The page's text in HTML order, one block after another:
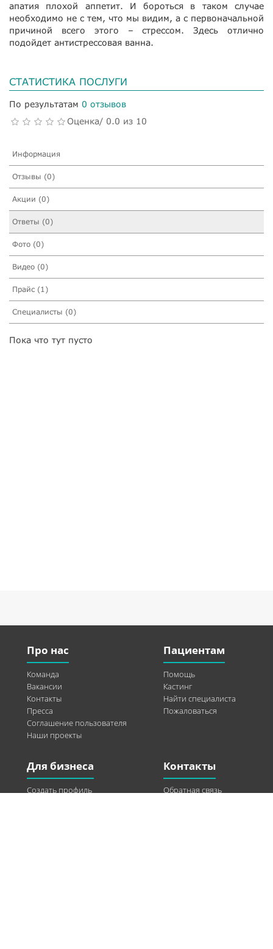
апатия плохой аппетит. И бороться в таком случае
необходимо не с тем, что мы видим, а с первоначальной
причиной всего этого – стрессом. Здесь отлично
подойдет антистрессовая ванна.
СТАТИСТИКА ПОСЛУГИ
По результатам 0 отзывов
Оценка/ 0.0 из 10
Информация
Отзывы (0)
Акции (0)
Ответы (0)
Фото (0)
Видео (0)
Прайс (1)
Специалисты (0)
Пока что тут пусто
Про нас
Команда
Вакансии
Контакты
Пресса
Соглашение пользователя
Наши проекты
Пациентам
Помощь
Кастинг
Найти специалиста
Пожаловаться
Для бизнеса
Создать профиль
Контакты
Обратная связь